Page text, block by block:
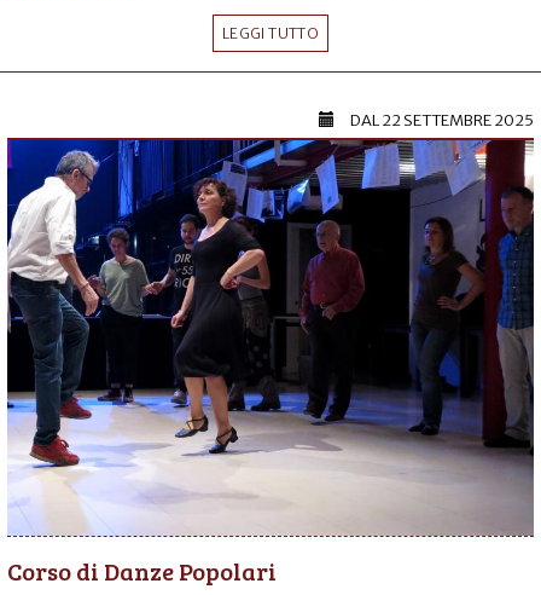
LEGGI TUTTO
DAL22 SETTEMBRE 2025
Corso di Danze Popolari